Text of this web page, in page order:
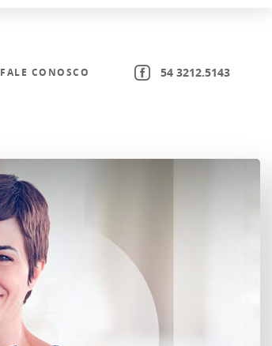
54 3212.5143
FALE CONOSCO